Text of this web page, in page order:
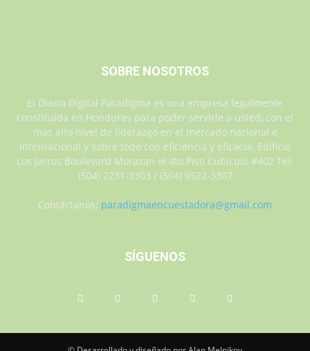
SOBRE NOSOTROS
El Diario Digital Paradigma es una empresa legalmente
constituida en Honduras para poder servirle a usted, con el
más alto nivel de liderazgo en el mercado nacional e
internacional y sobre todo con eficiencia y eficacia. Edificio
Los Jarros Boulevard Morazan el 4to Piso Cubiculo #402 Tel:
(504) 2231-3303 / (504) 9522-3307
Contáctanos: paradigmaencuestadora@gmail.com
SÍGUENOS